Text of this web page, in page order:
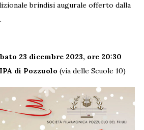
brindisi augurale offerto dalla
23 dicembre 2023, ore 20:30
di Pozzuolo (via delle Scuole 10)